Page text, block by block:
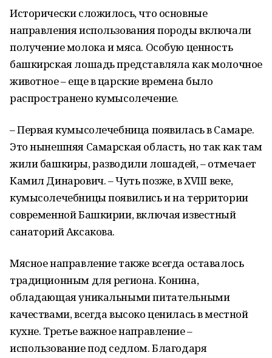
Исторически сложилось, что основные
направления использования породы включали
получение молока и мяса. Особую ценность
башкирская лошадь представляла как молочное
животное – еще в царские времена было
распространено кумысолечение.
– Первая кумысолечебница появилась в Самаре.
Это нынешняя Самарская область, но так как там
жили башкиры, разводили лошадей, – отмечает
Камил Динарович. – Чуть позже, в XVIII веке,
кумысолечебницы появились и на территории
современной Башкирии, включая известный
санаторий Аксакова.
Мясное направление также всегда оставалось
традиционным для региона. Конина,
обладающая уникальными питательными
качествами, всегда высоко ценилась в местной
кухне. Третье важное направление –
использование под седлом. Благодаря